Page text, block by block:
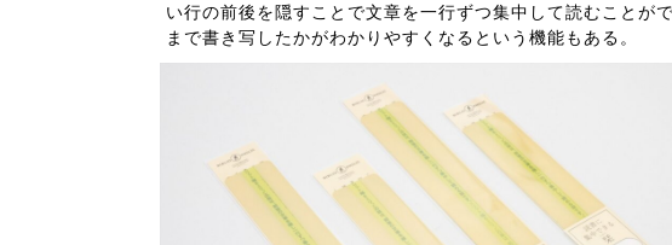
い行の前後を隠すことで文章を一行ずつ集中して読むことが
まで書き写したかがわかりやすくなるという機能もある。